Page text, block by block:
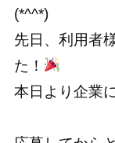
(*^^*)
先日、利用者
た！
本日より企業